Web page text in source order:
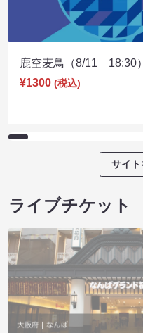
鹿空麦鳥（8/11 18:30）
¥1300 (税込)
サイト
ライブチケット